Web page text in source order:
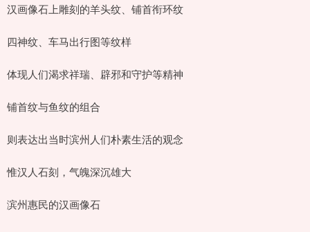
汉画像石上雕刻的羊头纹、铺首衔环纹
四神纹、车马出行图等纹样
体现人们渴求祥瑞、辟邪和守护等精神
铺首纹与鱼纹的组合
则表达出当时滨州人们朴素生活的观念
惟汉人石刻，气魄深沉雄大
滨州惠民的汉画像石